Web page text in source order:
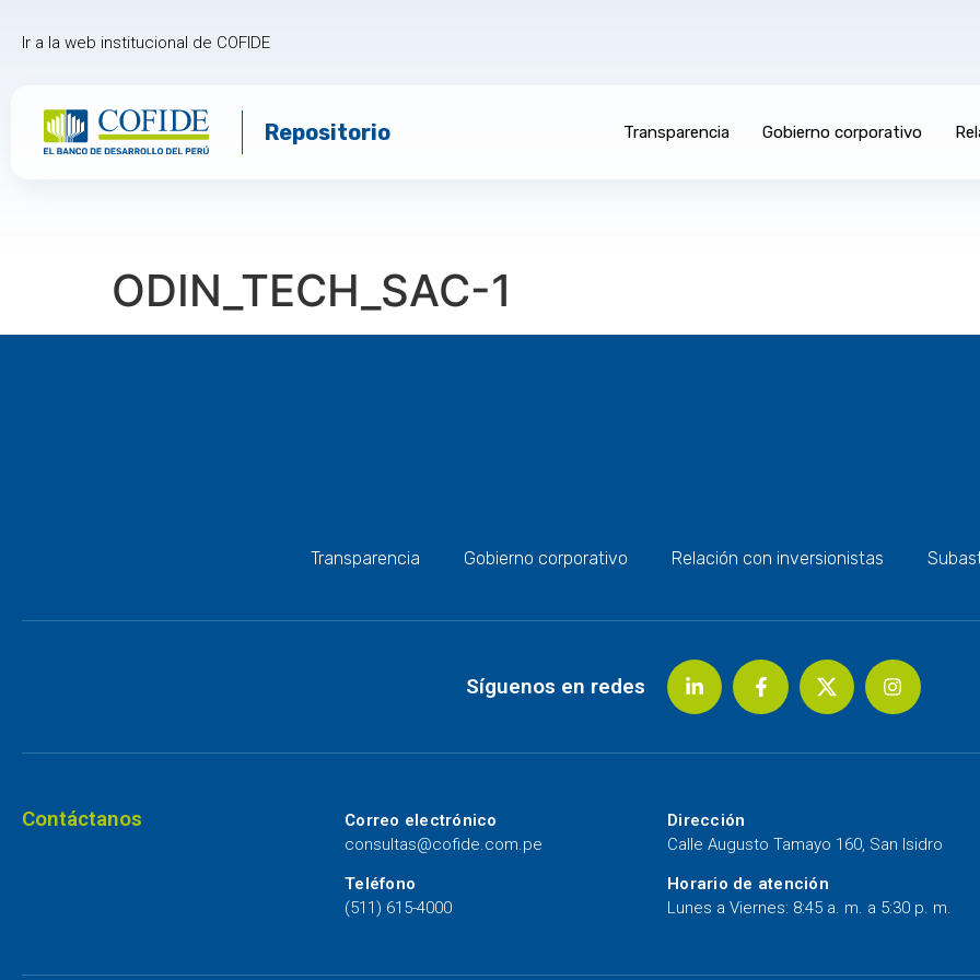
Ir a la web institucional de COFIDE
Repositorio Transparencia Gobierno corporativo
ODIN_TECH_SAC-1
Transparencia Gobierno corporativo Relación con inversionistas
Síguenos en redes
Contáctanos
Correo electrónico
consultas@cofide.com.pe
Teléfono
(511) 615-4000
Dirección
Calle Augusto Tamayo 160, San Isidro
Horario de atención
Lunes a Viernes: 8:45 a. m. a 5:30 p. m.